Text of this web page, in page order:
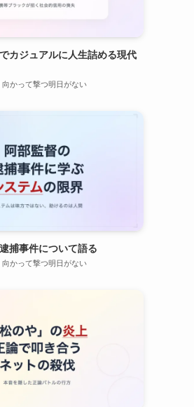
カジュアルに人生詰める現代
向かって撃つ明日がない
捕事件について語る
向かって撃つ明日がない